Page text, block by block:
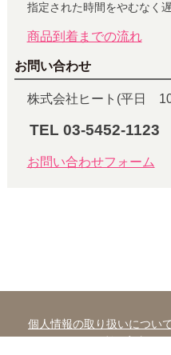
指定された時間をやむなく
商品到着までの流れ
お問い合わせ
株式会社ヒート(平日
TEL 03-5452-1123
お問い合わせフォーム
個人情報の取り扱いについて